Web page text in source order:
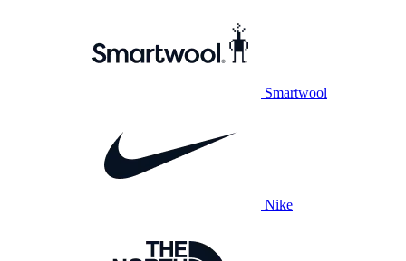
Smartwool
Nike